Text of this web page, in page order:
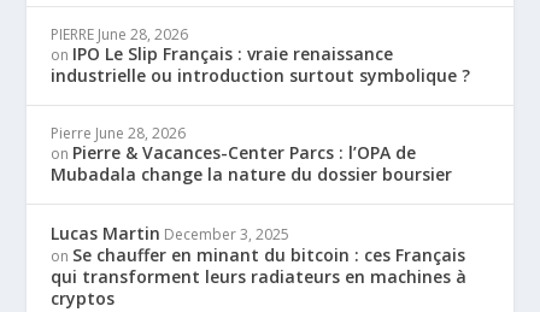
PIERRE June 28, 2026
on IPO Le Slip Français : vraie renaissance
industrielle ou introduction surtout symbolique ?
Pierre June 28, 2026
on Pierre & Vacances-Center Parcs : l’OPA de
Mubadala change la nature du dossier boursier
Lucas Martin December 3, 2025
on Se chauffer en minant du bitcoin : ces Français
qui transforment leurs radiateurs en machines à
cryptos